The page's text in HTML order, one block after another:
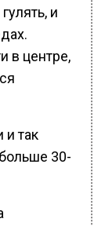
и
в центре,
так
30-